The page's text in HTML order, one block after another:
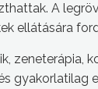
A
ellátására
zeneterápia,
gyakorlatilag